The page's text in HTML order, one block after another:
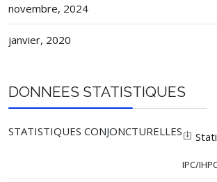
novembre, 2024
janvier, 2020
DONNEES STATISTIQUES
STATISTIQUES CONJONCTURELLES
IPC/